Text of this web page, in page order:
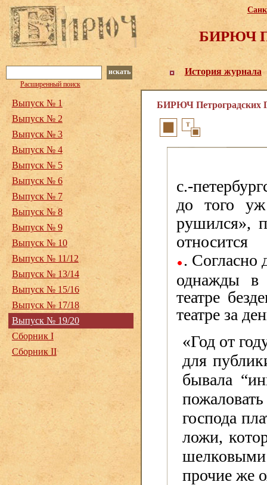
БИРЮЧ
История журнала
искать
Расширенный поиск
БИРЮЧ Петроградских
с.-
до того
рушился»,
. Согласно
однажды в
театре
театре за
«Год от
для
бывала
господа
ложи,
прочие же
Выпуск № 1
Выпуск № 2
Выпуск № 3
Выпуск № 4
Выпуск № 5
Выпуск № 6
Выпуск № 7
Выпуск № 8
Выпуск № 9
Выпуск № 10
Выпуск № 11/12
Выпуск № 13/14
Выпуск № 15/16
Выпуск № 17/18
Выпуск № 19/20
Сборник I
Сборник II